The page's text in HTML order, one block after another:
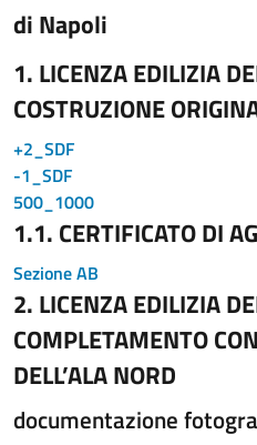
di Napoli
1. LICENZA EDILIZIA
COSTRUZIONE
+2_SDF
-1_SDF
500_1000
1.1. CERTIFICATO DI
Sezione AB
2. LICENZA EDILIZIA
COMPLETAMENTO
DELL’ALA NORD
documentazione